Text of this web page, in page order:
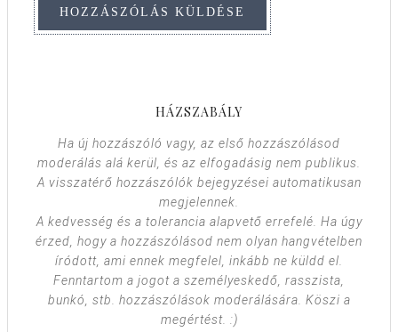
HÁZSZABÁLY
Ha új hozzászóló vagy, az első hozzászólásod
moderálás alá kerül, és az elfogadásig nem publikus.
A visszatérő hozzászólók bejegyzései automatikusan
megjelennek.
A kedvesség és a tolerancia alapvető errefelé. Ha úgy
érzed, hogy a hozzászólásod nem olyan hangvételben
íródott, ami ennek megfelel, inkább ne küldd el.
Fenntartom a jogot a személyeskedő, rasszista,
bunkó, stb. hozzászólások moderálására. Köszi a
megértést. :)